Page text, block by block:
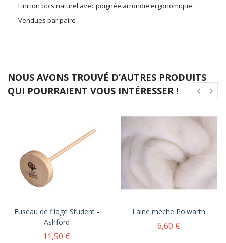
Finition bois naturel avec poignée arrondie ergonomique.
Vendues par paire
NOUS AVONS TROUVÉ D’AUTRES PRODUITS
QUI POURRAIENT VOUS INTÉRESSER !
Fuseau de filage Student -
Ashford
11,50 €
Laine mèche Polwarth
6,60 €